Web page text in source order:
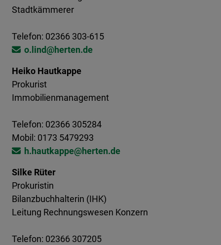
Stadtkämmerer
Telefon: 02366 303-615
o.lind@​​​herten.de
Heiko Hautkappe
Prokurist
Immobilienmanagement
Telefon: 02366 305284
Mobil: 0173 5479293
h.hautkappe@​​​herten.de
Silke Rüter
Prokuristin
Bilanzbuchhalterin (IHK)
Leitung Rechnungswesen Konzern
Telefon: 02366 307205